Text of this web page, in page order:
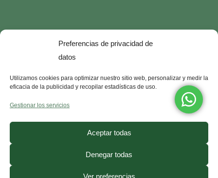
Preferencias de privacidad de
datos
Utilizamos cookies para optimizar nuestro sitio web, personalizar y medir la
eficacia de la publicidad y recopilar estadísticas de uso.
Gestionar los servicios
Aceptar todas
Denegar todas
Ver preferencias
¿Necesitas ayuda?